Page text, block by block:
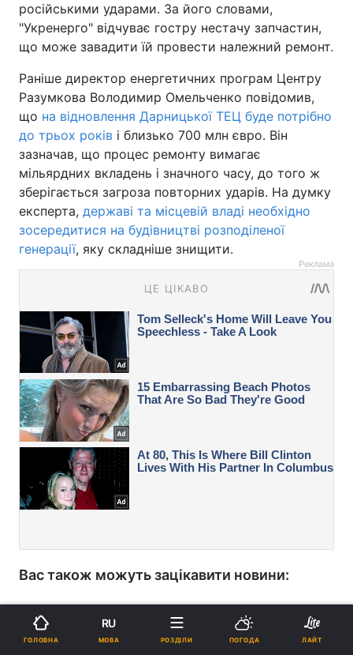
російськими ударами. За його словами,
"Укренерго" відчуває гостру нестачу запчастин,
що може завадити їй провести належний ремонт.
Раніше директор енергетичних програм Центру
Разумкова Володимир Омельченко повідомив,
що на відновлення Дарницької ТЕЦ буде потрібно
до трьох років і близько 700 млн євро. Він
зазначав, що процес ремонту вимагає
мільярдних вкладень і значного часу, до того ж
зберігається загроза повторних ударів. На думку
експерта, державі та місцевій владі необхідно
зосередитися на будівництві розподіленої
генерації, яку складніше знищити.
Реклама
Вас також можуть зацікавити новини:
У Києві перебої зі світлом та водою: що
ГОЛОВНА
RU
МОВА РОЗДІЛИ ПОГОДА ЛАЙТ